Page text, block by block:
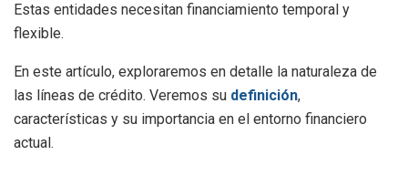
Estas entidades necesitan financiamiento temporal y
flexible.
En este artículo, exploraremos en detalle la naturaleza de
las líneas de crédito. Veremos su definición,
características y su importancia en el entorno financiero
actual.